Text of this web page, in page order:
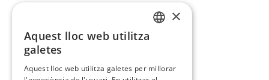
×
Aquest lloc web utilitza
galetes
Aquest lloc web utilitza galetes per millorar